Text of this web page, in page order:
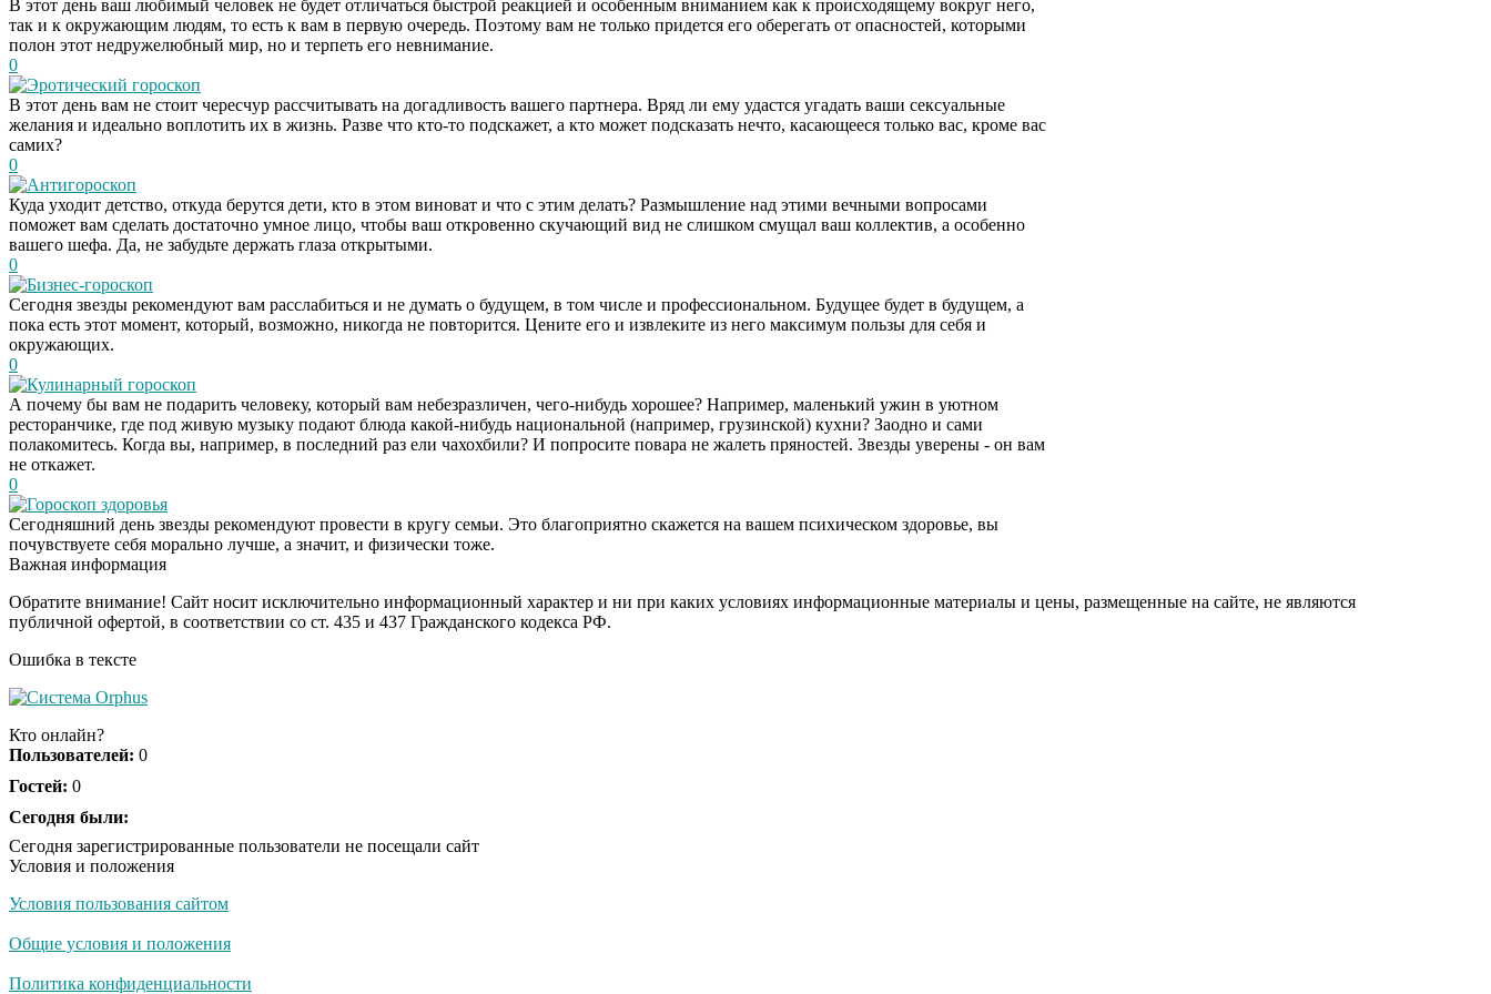
В этот день ваш любимый человек не будет отличаться быстрой реакцией и особенным вниманием как к происходящему вокруг него,
так и к окружающим людям, то есть к вам в первую очередь. Поэтому вам не только придется его оберегать от опасностей, которыми
полон этот недружелюбный мир, но и терпеть его невнимание.
0
Эротический гороскоп
В этот день вам не стоит чересчур рассчитывать на догадливость вашего партнера. Вряд ли ему удастся угадать ваши сексуальные
желания и идеально воплотить их в жизнь. Разве что кто-то подскажет, а кто может подсказать нечто, касающееся только вас, кроме вас
самих?
0
Антигороскоп
Куда уходит детство, откуда берутся дети, кто в этом виноват и что с этим делать? Размышление над этими вечными вопросами
поможет вам сделать достаточно умное лицо, чтобы ваш откровенно скучающий вид не слишком смущал ваш коллектив, а особенно
вашего шефа. Да, не забудьте держать глаза открытыми.
0
Бизнес-гороскоп
Сегодня звезды рекомендуют вам расслабиться и не думать о будущем, в том числе и профессиональном. Будущее будет в будущем, а
пока есть этот момент, который, возможно, никогда не повторится. Цените его и извлеките из него максимум пользы для себя и
окружающих.
0
Кулинарный гороскоп
А почему бы вам не подарить человеку, который вам небезразличен, чего-нибудь хорошее? Например, маленький ужин в уютном
ресторанчике, где под живую музыку подают блюда какой-нибудь национальной (например, грузинской) кухни? Заодно и сами
полакомитесь. Когда вы, например, в последний раз ели чахохбили? И попросите повара не жалеть пряностей. Звезды уверены - он вам
не откажет.
0
Гороскоп здоровья
Сегодняшний день звезды рекомендуют провести в кругу семьи. Это благоприятно скажется на вашем психическом здоровье, вы
почувствуете себя морально лучше, а значит, и физически тоже.
Важная информация
Обратите внимание! Сайт носит исключительно информационный характер и ни при каких условиях информационные материалы и цены, размещенные на сайте, не являются
публичной офертой, в соответствии со ст. 435 и 437 Гражданского кодекса РФ.
Ошибка в тексте
Кто онлайн?
Пользователей: 0
Гостей: 0
Сегодня были:
Сегодня зарегистрированные пользователи не посещали сайт
Условия и положения
Условия пользования сайтом
Общие условия и положения
Политика конфиденциальности